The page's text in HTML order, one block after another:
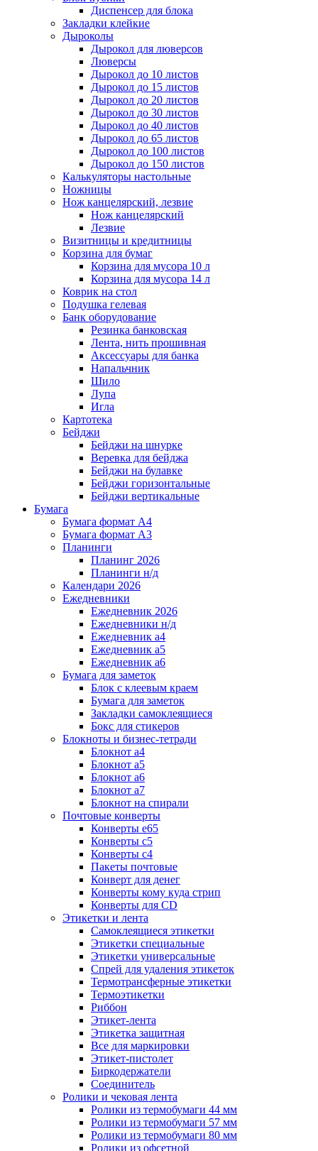
Диспенсер для блока
Закладки клейкие
Дыроколы
Дырокол для люверсов
Люверсы
Дырокол до 10 листов
Дырокол до 15 листов
Дырокол до 20 листов
Дырокол до 30 листов
Дырокол до 40 листов
Дырокол до 65 листов
Дырокол до 100 листов
Дырокол до 150 листов
Калькуляторы настольные
Ножницы
Нож канцелярский, лезвие
Нож канцелярский
Лезвие
Визитницы и кредитницы
Корзина для бумаг
Корзина для мусора 10 л
Корзина для мусора 14 л
Коврик на стол
Подушка гелевая
Банк оборудование
Резинка банковская
Лента, нить прошивная
Аксессуары для банка
Напальчник
Шило
Лупа
Игла
Картотека
Бейджи
Бейджи на шнурке
Веревка для бейджа
Бейджи на булавке
Бейджи горизонтальные
Бейджи вертикальные
Бумага
Бумага формат А4
Бумага формат А3
Планинги
Планинг 2026
Планинги н/д
Календари 2026
Ежедневники
Ежедневник 2026
Ежедневники н/д
Ежедневник а4
Ежедневник а5
Ежедневник а6
Бумага для заметок
Блок с клеевым краем
Бумага для заметок
Закладки самоклеящиеся
Бокс для стикеров
Блокноты и бизнес-тетради
Блокнот а4
Блокнот а5
Блокнот а6
Блокнот а7
Блокнот на спирали
Почтовые конверты
Конверты е65
Конверты с5
Конверты с4
Пакеты почтовые
Конверт для денег
Конверты кому куда стрип
Конверты для CD
Этикетки и лента
Самоклеящиеся этикетки
Этикетки специальные
Этикетки универсальные
Спрей для удаления этикеток
Термотрансферные этикетки
Термоэтикетки
Риббон
Этикет-лента
Этикетка защитная
Все для маркировки
Этикет-пистолет
Биркодержатели
Соединитель
Ролики и чековая лента
Ролики из термобумаги 44 мм
Ролики из термобумаги 57 мм
Ролики из термобумаги 80 мм
Ролики из офсетной